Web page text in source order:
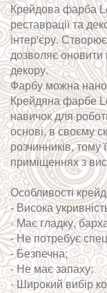
Крейдова фарба
реставрації та
інтер'єру.
дозволяє оновити
декору.
Фарбу можна
Крейдяна фарбе
навичок для
основі, в своєму
розчинників,
приміщеннях з
Особливості
- Висока
- Має гладку,
- Не потребує
- Безпечна;
- Не має запаху;
- Широкий вибір